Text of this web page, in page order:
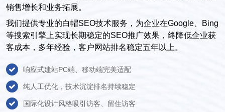
销售增长和业务拓展。
我们提供专业的白帽SEO技术服务，为企业在Google、Bing
等搜索引擎上实现长期稳定的SEO推广效果，终降低企业获
客成本，多年经验，客户网站排名稳定五年以上。
响应式建站PC端、移动端完美适配
纯人工优化，技术沉淀排名持续稳定
国际化设计风格吸引访客、留住访客